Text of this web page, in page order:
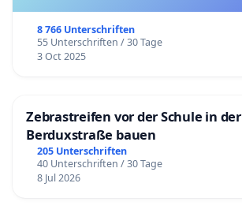
8 766 Unterschriften
55 Unterschriften / 30 Tage
3 Oct 2025
Zebrastreifen vor der Schule in der
Berduxstraße bauen
205 Unterschriften
40 Unterschriften / 30 Tage
8 Jul 2026